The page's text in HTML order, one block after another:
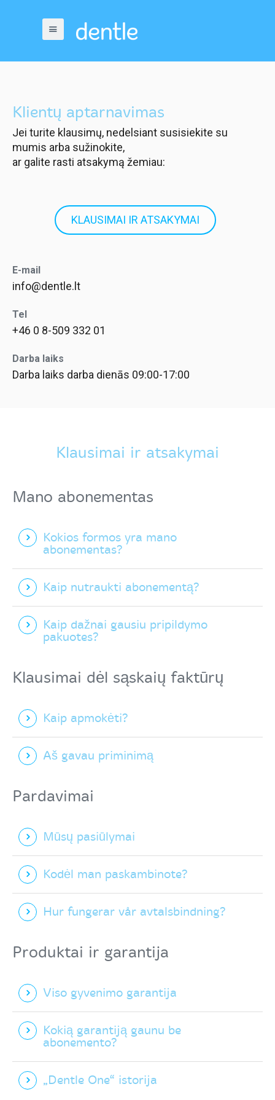
Klientų aptarnavimas
Jei turite klausimų, nedelsiant susisiekite su
mumis arba sužinokite,
ar galite rasti atsakymą žemiau:
KLAUSIMAI IR ATSAKYMAI
E-mail
info@dentle.lt
Tel
+46 0 8-509 332 01
Darba laiks
Darba laiks darba dienās 09:00-17:00
Klausimai ir atsakymai
Mano abonementas
Kokios formos yra mano
abonementas?
Kaip nutraukti abonementą?
Kaip dažnai gausiu pripildymo
pakuotes?
Klausimai dėl sąskaių faktūrų
Kaip apmokėti?
Aš gavau priminimą
Pardavimai
Mūsų pasiūlymai
Kodėl man paskambinote?
Hur fungerar vår avtalsbindning?
Produktai ir garantija
Viso gyvenimo garantija
Kokią garantiją gaunu be
abonemento?
„Dentle One“ istorija